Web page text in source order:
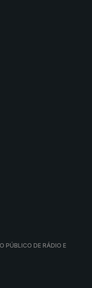
PÚBLICO DE RÁDIO E